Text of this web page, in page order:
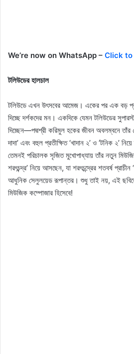
We’re now on WhatsApp – Click to
টলিউডের হালচাল
টলিউডে এখন উৎসবের আমেজ। একের পর এক বড়
দিচ্ছে দর্শকদের মন। একদিকে যেমন টলিউডের
দিচ্ছেন—পদ্মশ্রী করিমুল হকের জীবন অবলম্বনে তাঁর
দাদা’ এবং বহুল প্রতীক্ষিত ‘খাদান ২’ ও ‘টনিক ২’ নিয়ে
তেমনই পরিচালক সৃজিত মুখোপাধ্যায় তাঁর নতুন
শরৎচন্দ্র’ নিয়ে আসছেন, যা শরৎচন্দ্রের শতবর্ষ
আধুনিক সেলুলয়েড রূপান্তর। শুধু তাই নয়, এই
মিউজিক কম্পোজার হিসেবে!